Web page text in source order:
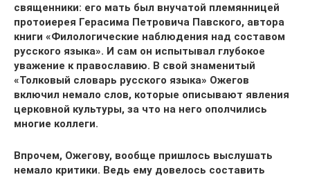
священники: его мать был внучатой племянницей
протоиерея Герасима Петровича Павского, автора
книги «Филологические наблюдения над составом
русского языка». И сам он испытывал глубокое
уважение к православию. В свой знаменитый
«Толковый словарь русского языка» Ожегов
включил немало слов, которые описывают явления
церковной культуры, за что на него ополчились
многие коллеги.
Впрочем, Ожегову, вообще пришлось выслушать
немало критики. Ведь ему довелось составить